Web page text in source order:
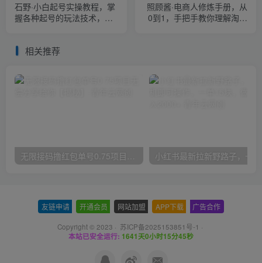
石野·小白起号实操教程，​掌
握各种起号的玩法技术，了
照顾酱·电商人修炼手册，从
0到1，手把手教你理解淘宝
相关推荐
无限接码撸红包单号0.75项目无偿分享给你【揭秘】
友链申请 开通会员 网站加盟 APP下载 广告合作
Copyright © 2023 · 苏ICP备2025153851号-1 ·
本站已安全运行: 1641天0小时15分45秒